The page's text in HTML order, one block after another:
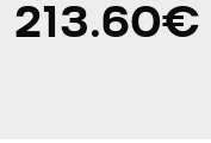
213.60€